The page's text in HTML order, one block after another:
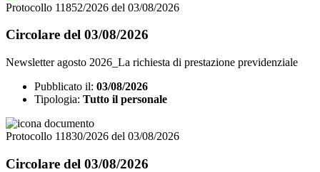
Protocollo 11852/2026 del 03/08/2026
Circolare del 03/08/2026
Newsletter agosto 2026_La richiesta di prestazione previdenziale
Pubblicato il: 03/08/2026
Tipologia: Tutto il personale
Protocollo 11830/2026 del 03/08/2026
Circolare del 03/08/2026